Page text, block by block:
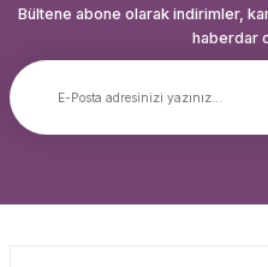
Bültene abone olarak indirimler,
haberdar